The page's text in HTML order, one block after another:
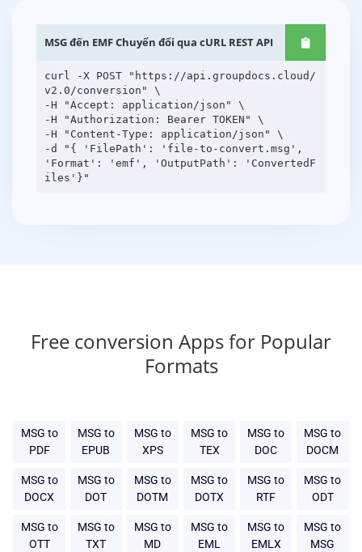
MSG đến EMF Chuyển đổi qua cURL REST API
curl -X POST "https://api.groupdocs.cloud/
v2.0/conversion" \
-H "Accept: application/json" \
-H "Authorization: Bearer TOKEN" \
-H "Content-Type: application/json" \
-d "{ 'FilePath': 'file-to-convert.msg',
'Format': 'emf', 'OutputPath': 'ConvertedF
Free conversion Apps for Popular
Formats
MSG to
PDF
MSG to
EPUB
MSG to
XPS
MSG to
TEX
MSG to
DOC
MSG to
DOCM
MSG to
DOCX
MSG to
DOT
MSG to
DOTM
MSG to
DOTX
MSG to
RTF
MSG to
ODT
MSG to
OTT
MSG to
TXT
MSG to
MD
MSG to
EML
MSG to
EMLX
MSG to
MSG